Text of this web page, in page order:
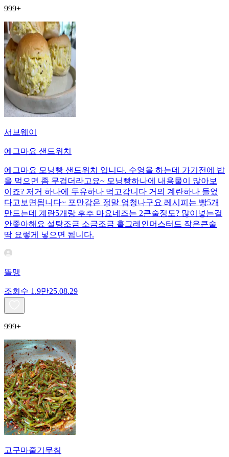
999+
서브웨이
에그마요 샌드위치
에그마요 모닝빵 샌드위치 입니다. 수영을 하는데 가기전에 밥
을 먹으면 좀 무겁더라고요~ 모닝빵하나에 내용물이 많아보
이죠? 저거 하나에 두유하나 먹고갑니다 거의 계란하나 들었
다고보면됩니다~ 포만감은 정말 엄청나구요 레시피는 빵5개
만드는데 계란5개랑 후추 마요네즈는 2큰술정도? 많이넣는걸
안좋아해요 설탕조금 소금조금 홀그레인머스터드 작은큰술
딱 요렇게 넣으면 됩니다.
똘맹
조회수 1.9만25.08.29
999+
고구마줄기무침